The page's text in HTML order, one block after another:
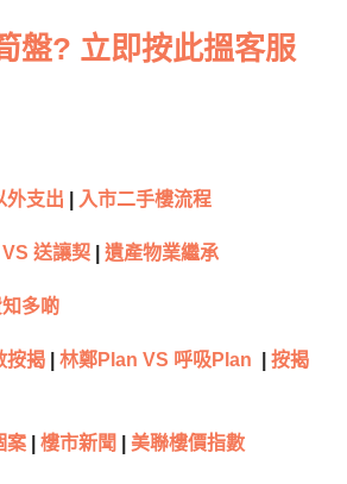
盤? 立即按此搵客服
外支出 入市二手樓流程
送讓契 遺產物業繼承
多啲
按揭| 林鄭Plan VS 呼吸Plan
按揭
案 樓市新聞 美聯樓價指數